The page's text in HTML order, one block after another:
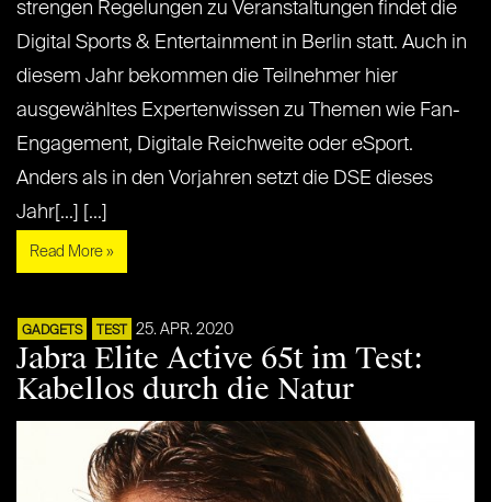
strengen Regelungen zu Veranstaltungen findet die
Digital Sports & Entertainment in Berlin statt. Auch in
diesem Jahr bekommen die Teilnehmer hier
ausgewähltes Expertenwissen zu Themen wie Fan-
Engagement, Digitale Reichweite oder eSport.
Anders als in den Vorjahren setzt die DSE dieses
Jahr[...] [...]
Read More »
GADGETS TEST 25. APR. 2020
Jabra Elite Active 65t im Test:
Kabellos durch die Natur